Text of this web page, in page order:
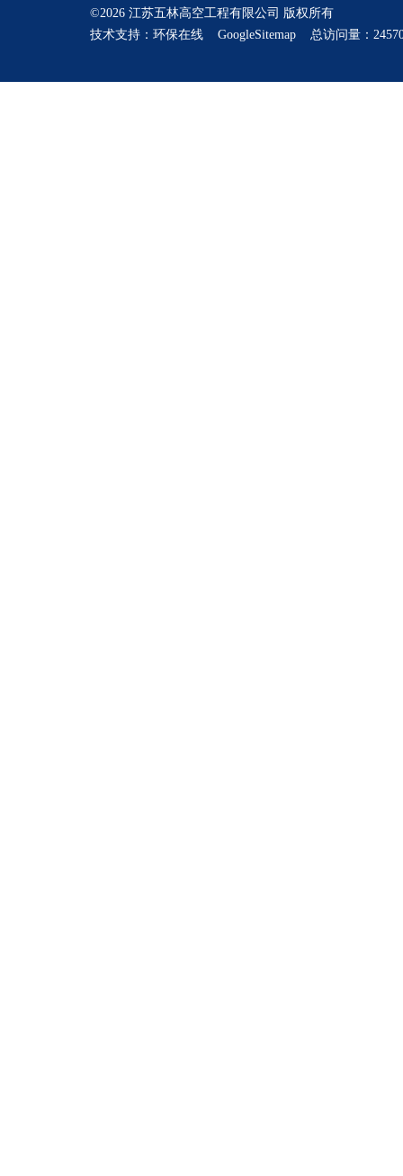
©2026 江苏五林高空工程有限公司 版权所有
技术支持： 环保在线 GoogleSitemap 总访问量：